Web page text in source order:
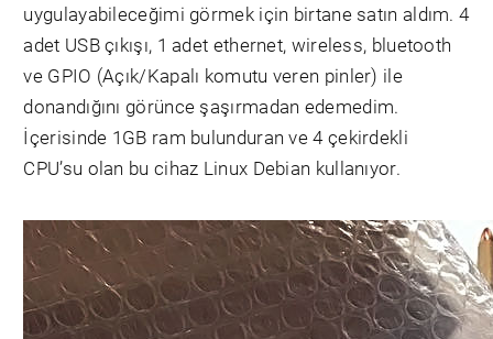
uygulayabileceğimi görmek için birtane satın aldım. 4
adet USB çıkışı, 1 adet ethernet, wireless, bluetooth
ve GPIO (Açık/Kapalı komutu veren pinler) ile
donandığını görünce şaşırmadan edemedim.
İçerisinde 1GB ram bulunduran ve 4 çekirdekli
CPU’su olan bu cihaz Linux Debian kullanıyor.